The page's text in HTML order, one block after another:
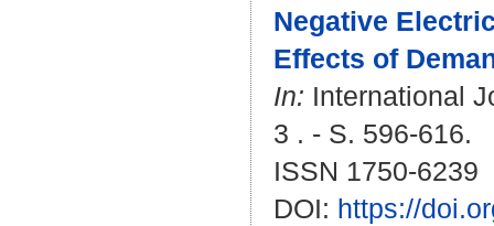
Negative
Effects of
In: International
3 . - S. 596-616.
ISSN 1750-6239
DOI: https://